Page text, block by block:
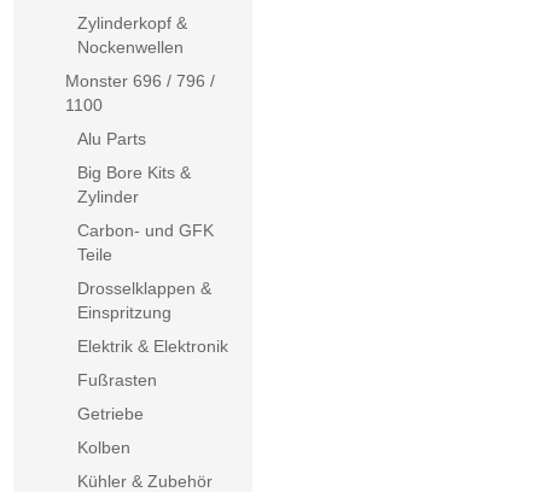
Zylinderkopf &
Nockenwellen
Monster 696 / 796 /
1100
Alu Parts
Big Bore Kits &
Zylinder
Carbon- und GFK
Teile
Drosselklappen &
Einspritzung
Elektrik & Elektronik
Fußrasten
Getriebe
Kolben
Kühler & Zubehör